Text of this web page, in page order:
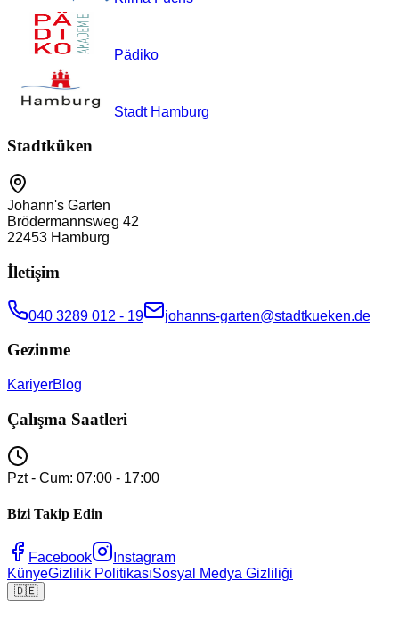
Pädiko
Stadt Hamburg
Stadtküken
Johann's Garten
Brödermannsweg 42
22453 Hamburg
İletişim
040 3289 012 - 19 johanns-garten@stadtkueken.de
Gezinme
KariyerBlog
Çalışma Saatleri
Pzt - Cum: 07:00 - 17:00
Bizi Takip Edin
Facebook
Instagram
KünyeGizlilik PolitikasıSosyal Medya Gizliliği
🇩🇪